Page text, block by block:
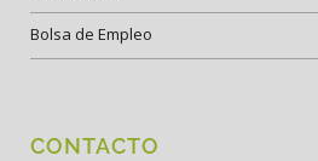
Bolsa de Empleo
CONTACTO